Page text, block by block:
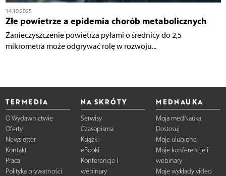
14.10.2025
Złe powietrze a epidemia chorób metabolicznych
Zanieczyszczenie powietrza pyłami o średnicy do 2,5
mikrometra może odgrywać rolę w rozwoju...
TERMEDIA
O Wydawnictwie
Oferty
Newsletter
Kontakt
Praca
Polityka prywatności
NA SKRÓTY
Serwisy
Czasopisma
Książki
eBooki
Konferencje i
webinary
MEDNAUKA
Moja medNauka
Dostosuj
Moje ulubione
Moje konferencje i
webinary
Moje wykłady video